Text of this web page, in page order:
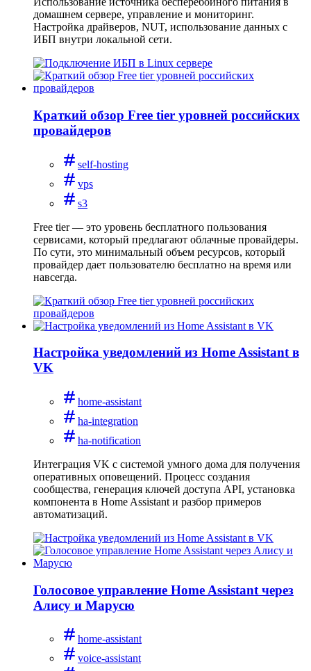
домашнем сервере, управление и мониторинг.
Настройка драйверов, NUT, использование данных с
ИБП внутри локальной сети.
Краткий обзор Free tier уровней российских
провайдеров
self-hosting
vps
s3
Free tier — это уровень бесплатного пользования
сервисами, который предлагают облачные провайдеры.
По сути, это минимальный объем ресурсов, который
провайдер дает пользователю бесплатно на время или
навсегда.
Настройка уведомлений из Home Assistant в
VK
home-assistant
ha-integration
ha-notification
Интеграция VK с системой умного дома для получения
оперативных оповещений. Процесс создания
сообщества, генерация ключей доступа API, установка
компонента в Home Assistant и разбор примеров
автоматизаций.
Голосовое управление Home Assistant через
Алису и Марусю
home-assistant
voice-assistant